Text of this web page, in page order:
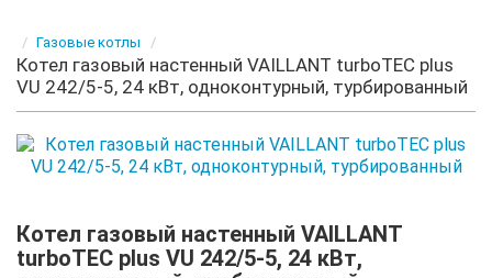
Газовые котлы
Котел газовый настенный VAILLANT turboTEC plus
VU 242/5-5, 24 кВт, одноконтурный, турбированный
Котел газовый настенный VAILLANT
turboTEC plus VU 242/5-5, 24 кВт,